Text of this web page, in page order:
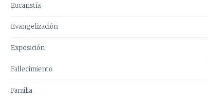
Eucaristía
Evangelización
Exposición
Fallecimiento
Familia